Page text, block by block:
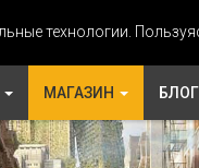
технологии.
МАГАЗИН